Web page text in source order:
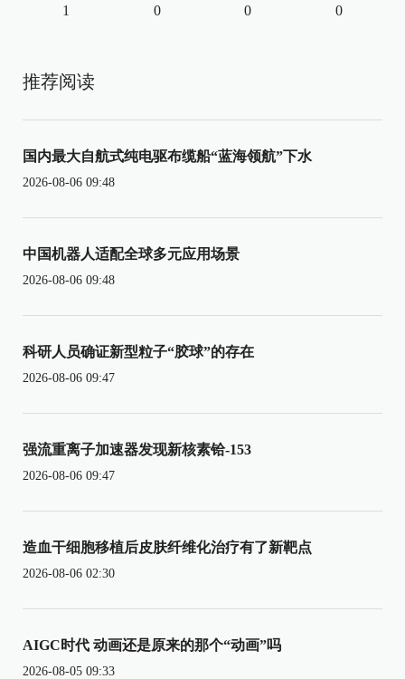
1 0 0 0
推荐阅读
国内最大自航式纯电驱布缆船“蓝海领航”下水
2026-08-06 09:48
中国机器人适配全球多元应用场景
2026-08-06 09:48
科研人员确证新型粒子“胶球”的存在
2026-08-06 09:47
强流重离子加速器发现新核素铪-153
2026-08-06 09:47
造血干细胞移植后皮肤纤维化治疗有了新靶点
2026-08-06 02:30
AIGC时代 动画还是原来的那个“动画”吗
2026-08-05 09:33